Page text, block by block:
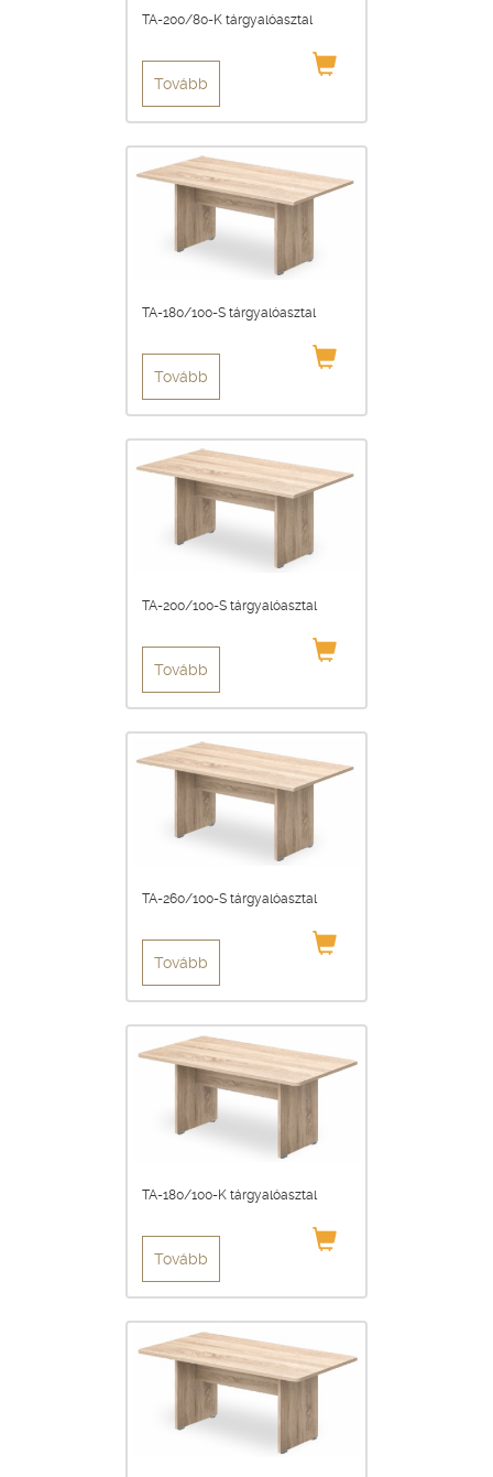
TA-200/80-K tárgyalóasztal
Tovább
TA-180/100-S tárgyalóasztal
Tovább
TA-200/100-S tárgyalóasztal
Tovább
TA-260/100-S tárgyalóasztal
Tovább
TA-180/100-K tárgyalóasztal
Tovább